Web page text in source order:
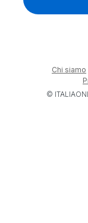
Chi siamo
©